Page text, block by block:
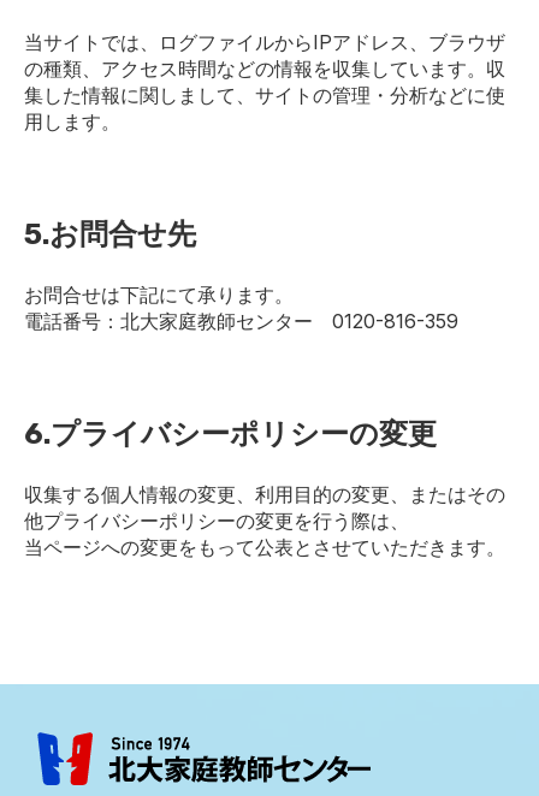
当サイトでは、ログファイルからIPアドレス、ブラウザ
の種類、アクセス時間などの情報を収集しています。収
集した情報に関しまして、サイトの管理・分析などに使
用します。
5.お問合せ先
お問合せは下記にて承ります。
電話番号：北大家庭教師センター 0120-816-359
6.プライバシーポリシーの変更
収集する個人情報の変更、利用目的の変更、またはその
他プライバシーポリシーの変更を行う際は、
当ページへの変更をもって公表とさせていただきます。